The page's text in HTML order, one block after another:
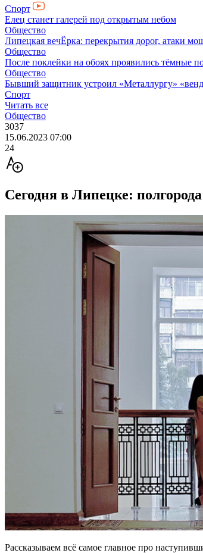
Спорт
Елец станет галерей под открытым небом
Общество
Липецкая вечЁрка: перекрытия дорог, атаки
Общество
После поклейки на обоях проявились тёмные
Общество
Бывший защитник устроил «Металлургу»
Спорт
Читать все
Общество
3037
15.06.2023 07:00
24
Сегодня в Липецке:
Рассказываем всё самое главное про